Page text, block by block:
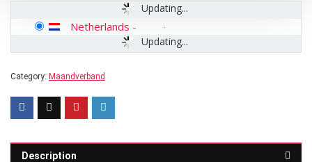
Updating...
Updating...
Netherlands -
Category: Maandverband
Description